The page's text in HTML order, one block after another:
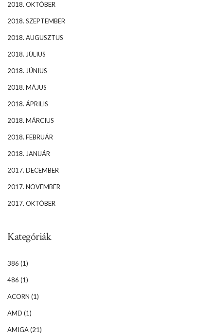
2018. OKTÓBER
2018. SZEPTEMBER
2018. AUGUSZTUS
2018. JÚLIUS
2018. JÚNIUS
2018. MÁJUS
2018. ÁPRILIS
2018. MÁRCIUS
2018. FEBRUÁR
2018. JANUÁR
2017. DECEMBER
2017. NOVEMBER
2017. OKTÓBER
Kategóriák
386 (1)
486 (1)
ACORN (1)
AMD (1)
AMIGA(21)